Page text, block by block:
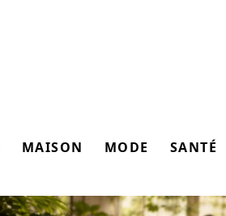
MAISON MODE SANTÉ